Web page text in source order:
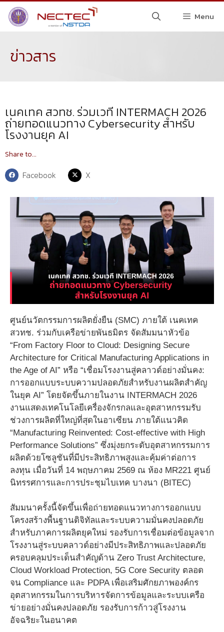
Menu
ข่าวสาร
เนคเทค สวทช. ร่วมเวที INTERMACH 2026
ถ่ายทอดแนวทาง Cybersecurity สำหรับ
โรงงานยุค AI
Share to...
Facebook X
ศูนย์นวัตกรรมการผลิตยั่งยืน (SMC) ภายใต้ เนคเทค
สวทช. ร่วมกับเครือข่ายพันธมิตร จัดสัมมนาหัวข้อ
“From Factory Floor to Cloud: Designing Secure
Architecture for Critical Manufacturing Applications in
the Age of AI” หรือ “เชื่อมโรงงานสู่คลาวด์อย่างมั่นคง:
การออกแบบระบบความปลอดภัยสำหรับงานผลิตสำคัญ
ในยุค AI” โดยจัดขึ้นภายในงาน INTERMACH 2026
งานแสดงเทคโนโลยีเครื่องจักรกลและอุตสาหกรรมรับ
ช่วงการผลิตที่ใหญ่ที่สุดในอาเซียน ภายใต้แนวคิด
“Manufacturing Reinvented: Cost-effective with High
Performance Solutions” ซึ่งมุ่งยกระดับอุตสาหกรรมการ
ผลิตด้วยโซลูชันที่มีประสิทธิภาพสูงและคุ้มค่าต่อการ
ลงทุน เมื่อวันที่ 14 พฤษภาคม 2569 ณ ห้อง MR221 ศูนย์
นิทรรศการและการประชุมไบเทค บางนา (BITEC)
สัมมนาครั้งนี้จัดขึ้นเพื่อถ่ายทอดแนวทางการออกแบบ
โครงสร้างพื้นฐานดิจิทัลและระบบความมั่นคงปลอดภัย
สำหรับภาคการผลิตยุคใหม่ รองรับการเชื่อมต่อข้อมูลจาก
โรงงานสู่ระบบคลาวด์อย่างมีประสิทธิภาพและปลอดภัย
ครอบคลุมประเด็นสำคัญด้าน Zero Trust Architecture,
Cloud Workload Protection, 5G Core Security ตลอด
จน Compliance และ PDPA เพื่อเสริมศักยภาพองค์กร
อุตสาหกรรมในการบริหารจัดการข้อมูลและระบบเครือ
ข่ายอย่างมั่นคงปลอดภัย รองรับการก้าวสู่โรงงาน
อัจฉริยะในอนาคต